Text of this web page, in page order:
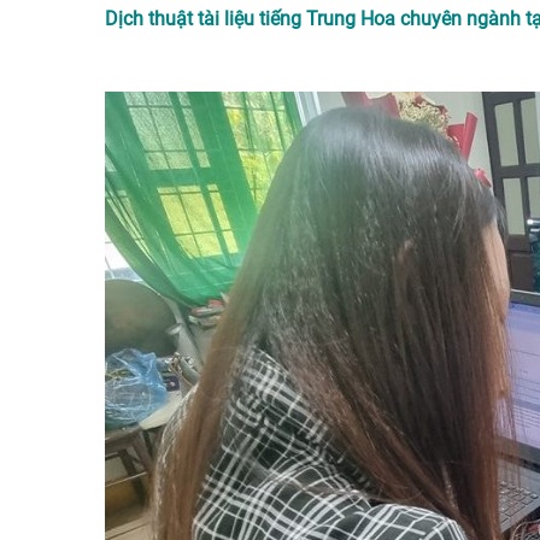
Dịch thuật tài liệu tiếng Trung Hoa chuyên ngành